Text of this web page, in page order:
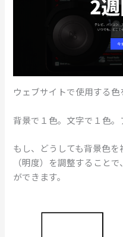
ウェブサイトで使用する色
背景で１色。文字で１色。
もし、どうしても背景色
（明度）を調整すること
ができます。